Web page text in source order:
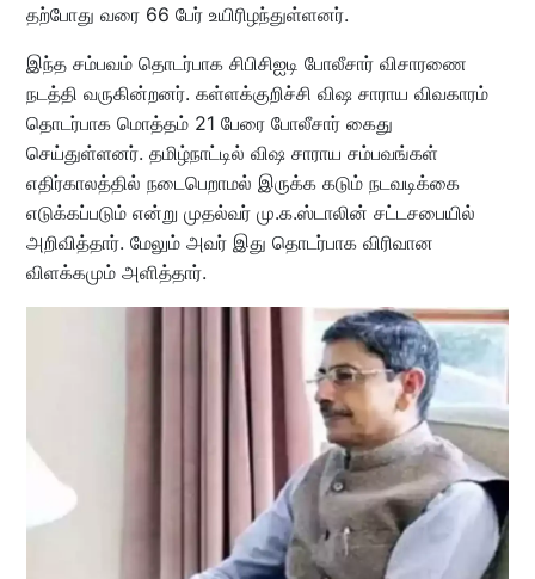
தற்போது வரை 66 பேர் உயிரிழந்துள்ளனர்.
இந்த சம்பவம் தொடர்பாக சிபிசிஐடி போலீசார் விசாரணை
நடத்தி வருகின்றனர். கள்ளக்குறிச்சி விஷ சாராய விவகாரம்
தொடர்பாக மொத்தம் 21 பேரை போலீசார் கைது
செய்துள்ளனர். தமிழ்நாட்டில் விஷ சாராய சம்பவங்கள்
எதிர்காலத்தில் நடைபெறாமல் இருக்க கடும் நடவடிக்கை
எடுக்கப்படும் என்று முதல்வர் மு.க.ஸ்டாலின் சட்டசபையில்
அறிவித்தார். மேலும் அவர் இது தொடர்பாக விரிவான
விளக்கமும் அளித்தார்.